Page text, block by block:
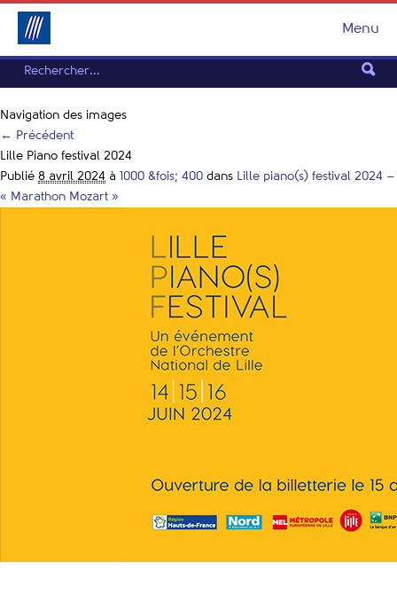
Menu
Navigation des images
← Précédent
Lille Piano festival 2024
Publié 8 avril 2024 à 1000 &fois; 400 dans Lille piano(s) festival 2024 –
« Marathon Mozart »